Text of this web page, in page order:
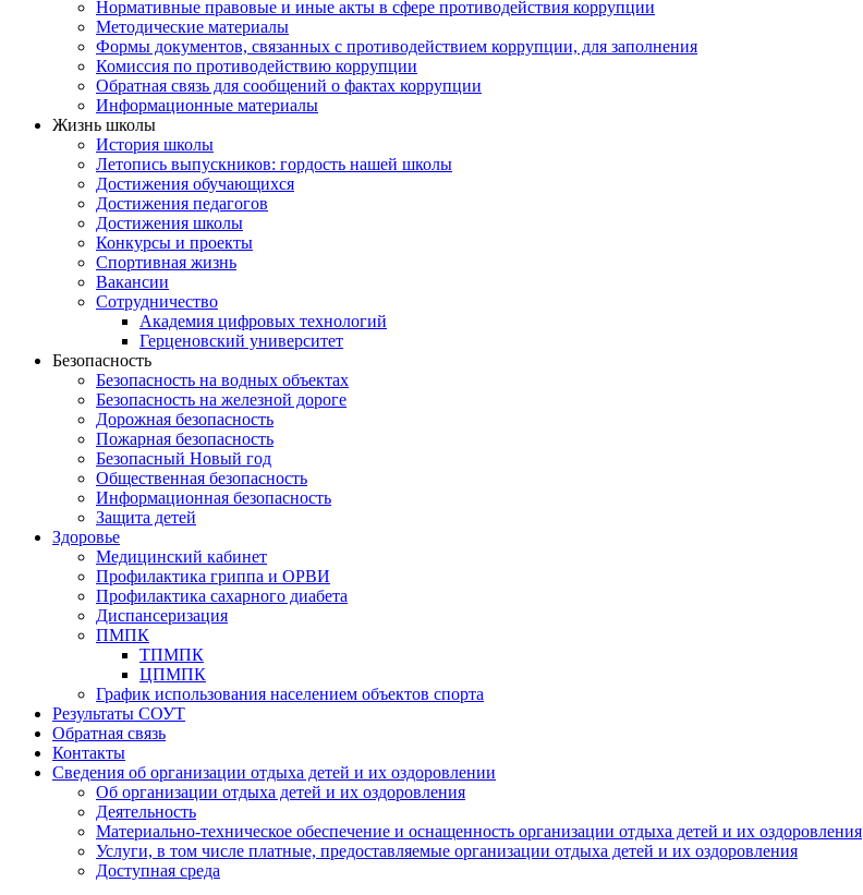
Нормативные правовые и иные акты в сфере противодействия коррупции
Методические материалы
Формы документов, связанных с противодействием коррупции, для заполнения
Комиссия по противодействию коррупции
Обратная связь для сообщений о фактах коррупции
Информационные материалы
Жизнь школы
История школы
Летопись выпускников: гордость нашей школы
Достижения обучающихся
Достижения педагогов
Достижения школы
Конкурсы и проекты
Спортивная жизнь
Вакансии
Сотрудничество
Академия цифровых технологий
Герценовский университет
Безопасность
Безопасность на водных объектах
Безопасность на железной дороге
Дорожная безопасность
Пожарная безопасность
Безопасный Новый год
Общественная безопасность
Информационная безопасность
Защита детей
Здоровье
Медицинский кабинет
Профилактика гриппа и ОРВИ
Профилактика сахарного диабета
Диспансеризация
ПМПК
ТПМПК
ЦПМПК
График использования населением объектов спорта
Результаты СОУТ
Обратная связь
Контакты
Сведения об организации отдыха детей и их оздоровлении
Об организации отдыха детей и их оздоровления
Деятельность
Материально-техническое обеспечение и оснащенность организации отдыха детей и их оздоровления
Услуги, в том числе платные, предоставляемые организации отдыха детей и их оздоровления
Доступная среда